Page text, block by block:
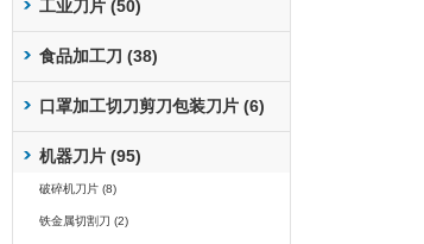
工业刀片 (50)
食品加工刀 (38)
口罩加工切刀剪刀包装刀片 (6)
机器刀片 (95)
破碎机刀片 (8)
铁金属切割刀 (2)